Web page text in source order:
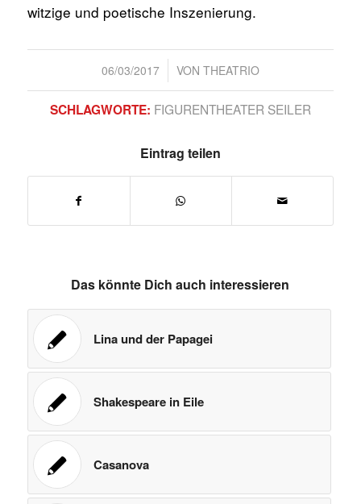
witzige und poetische Inszenierung.
06/03/2017
/ VON THEATRIO
SCHLAGWORTE: FIGURENTHEATER SEILER
Eintrag teilen
Das könnte Dich auch interessieren
Lina und der Papagei
Shakespeare in Eile
Casanova